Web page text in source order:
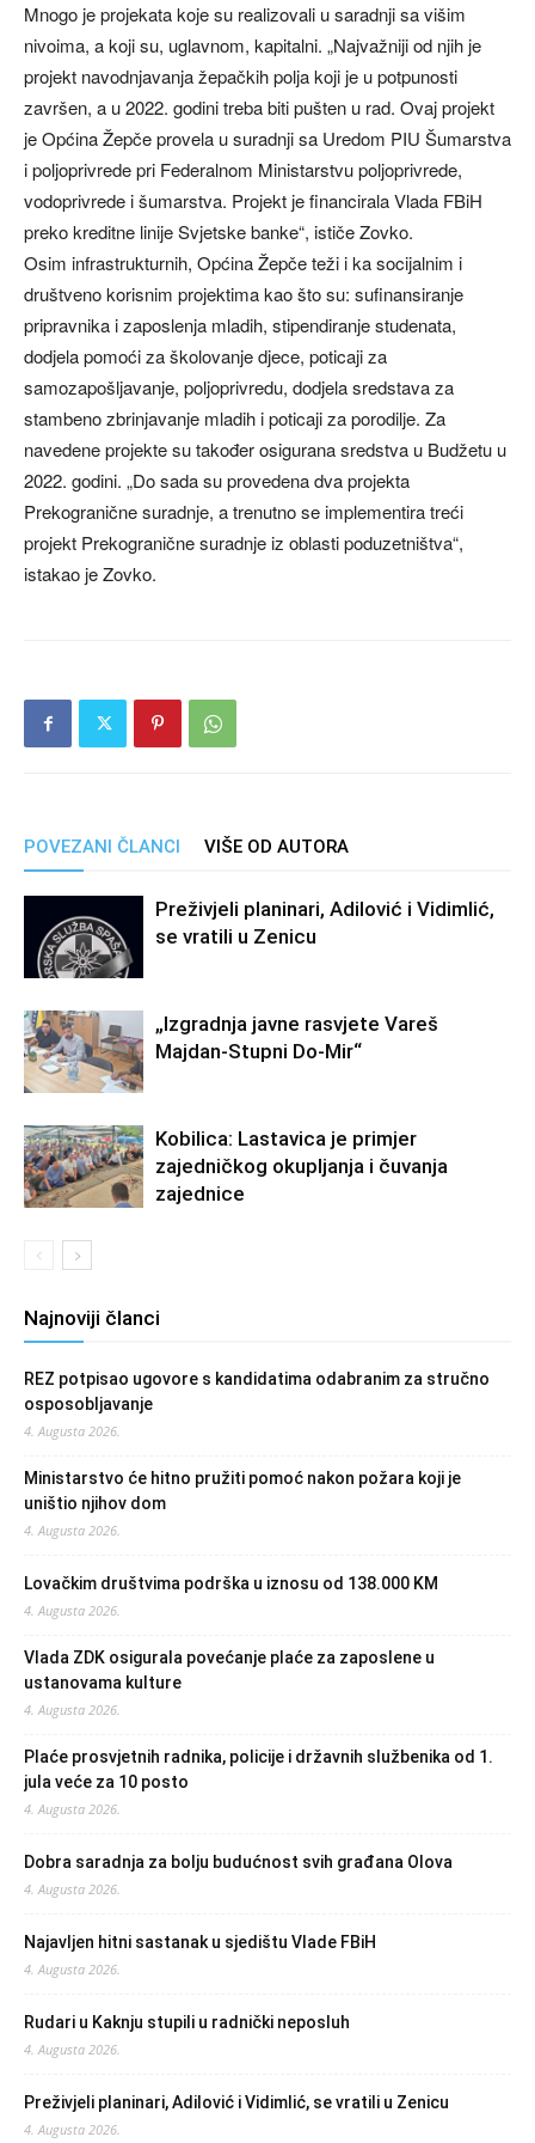
Mnogo je projekata koje su realizovali u saradnji sa višim
nivoima, a koji su, uglavnom, kapitalni. „Najvažniji od njih je
projekt navodnjavanja žepačkih polja koji je u potpunosti
završen, a u 2022. godini treba biti pušten u rad. Ovaj projekt
je Općina Žepče provela u suradnji sa Uredom PIU Šumarstva
i poljoprivrede pri Federalnom Ministarstvu poljoprivrede,
vodoprivrede i šumarstva. Projekt je financirala Vlada FBiH
preko kreditne linije Svjetske banke“, ističe Zovko.
Osim infrastrukturnih, Općina Žepče teži i ka socijalnim i
društveno korisnim projektima kao što su: sufinansiranje
pripravnika i zaposlenja mladih, stipendiranje studenata,
dodjela pomoći za školovanje djece, poticaji za
samozapošljavanje, poljoprivredu, dodjela sredstava za
stambeno zbrinjavanje mladih i poticaji za porodilje. Za
navedene projekte su također osigurana sredstva u Budžetu u
2022. godini. „Do sada su provedena dva projekta
Prekogranične suradnje, a trenutno se implementira treći
projekt Prekogranične suradnje iz oblasti poduzetništva“,
istakao je Zovko.
POVEZANI ČLANCI VIŠE OD AUTORA
Preživjeli planinari, Adilović i Vidimlić,
se vratili u Zenicu
„Izgradnja javne rasvjete Vareš
Majdan-Stupni Do-Mir“
Kobilica: Lastavica je primjer
zajedničkog okupljanja i čuvanja
zajednice
Najnoviji članci
REZ potpisao ugovore s kandidatima odabranim za stručno
osposobljavanje
4. Augusta 2026.
Ministarstvo će hitno pružiti pomoć nakon požara koji je
uništio njihov dom
4. Augusta 2026.
Lovačkim društvima podrška u iznosu od 138.000 KM
4. Augusta 2026.
Vlada ZDK osigurala povećanje plaće za zaposlene u
ustanovama kulture
4. Augusta 2026.
Plaće prosvjetnih radnika, policije i državnih službenika od 1.
jula veće za 10 posto
4. Augusta 2026.
Dobra saradnja za bolju budućnost svih građana Olova
4. Augusta 2026.
Najavljen hitni sastanak u sjedištu Vlade FBiH
4. Augusta 2026.
Rudari u Kaknju stupili u radnički neposluh
4. Augusta 2026.
Preživjeli planinari, Adilović i Vidimlić, se vratili u Zenicu
4. Augusta 2026.